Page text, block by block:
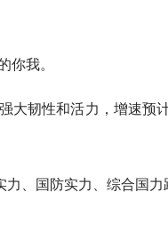
我。
大韧性和活力，增速预
、国防实力、综合国